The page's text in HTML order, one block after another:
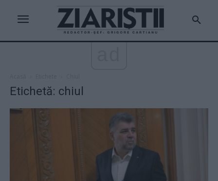
Etichetă: chiul